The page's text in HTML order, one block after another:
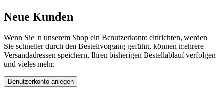
Neue Kunden
Wenn Sie in unserem Shop ein Benutzerkonto einrichten, werden
Sie schneller durch den Bestellvorgang geführt, können mehrere
Versandadressen speichern, Ihren bisherigen Bestellablauf verfolgen
und vieles mehr.
Benutzerkonto anlegen